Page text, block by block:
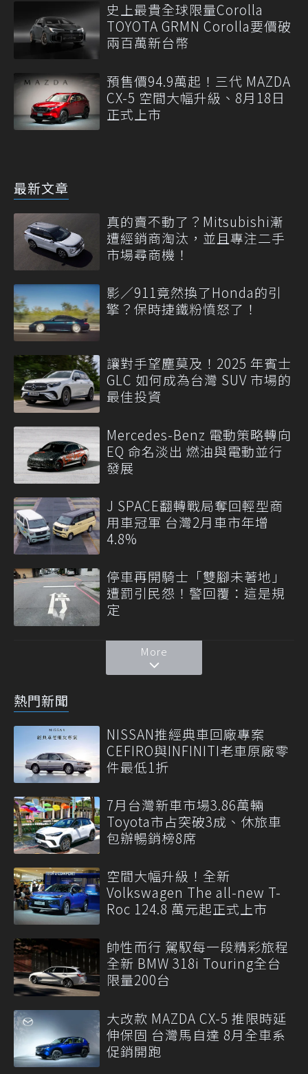
史上最貴全球限量Corolla
TOYOTA GRMN Corolla要價破
兩百萬新台幣
預售價94.9萬起！三代 MAZDA
CX-5 空間大幅升級、8月18日
正式上市
最新文章
真的賣不動了？Mitsubishi漸
遭經銷商淘汰，並且專注二手
市場尋商機！
影／911竟然換了Honda的引
擎？保時捷鐵粉憤怒了！
讓對手望塵莫及！2025 年賓士
GLC 如何成為台灣 SUV 市場的
最佳投資
Mercedes-Benz 電動策略轉向
EQ 命名淡出 燃油與電動並行
發展
J SPACE翻轉戰局奪回輕型商
用車冠軍 台灣2月車市年增
4.8%
停車再開騎士「雙腳未著地」
遭罰引民怨！警回覆：這是規
定
More
熱門新聞
NISSAN推經典車回廠專案
CEFIRO與INFINITI老車原廠零
件最低1折
7月台灣新車市場3.86萬輛
Toyota市占突破3成、休旅車
包辦暢銷榜8席
空間大幅升級！全新
Volkswagen The all-new T-
Roc 124.8 萬元起正式上市
帥性而行 駕馭每一段精彩旅程
全新 BMW 318i Touring全台
限量200台
大改款 MAZDA CX-5 推限時延
伸保固 台灣馬自達 8月全車系
促銷開跑